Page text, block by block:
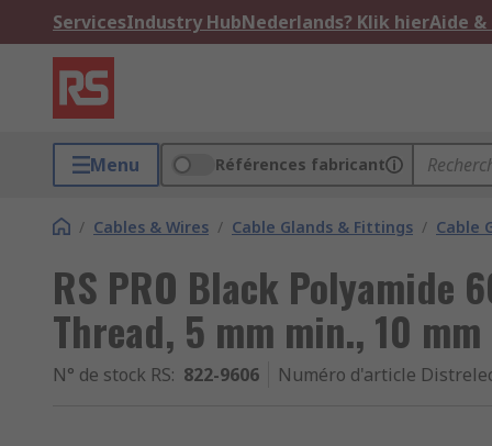
ServicesIndustry HubNederlands? Klik hierAide
Menu Références fabricant
/ Cables & Wires / Cable Glands & Fittings / Cable
RS PRO Black Polyamide
Thread, 5 mm min., 10
N° de stock RS: 822-9606 Numéro d'article